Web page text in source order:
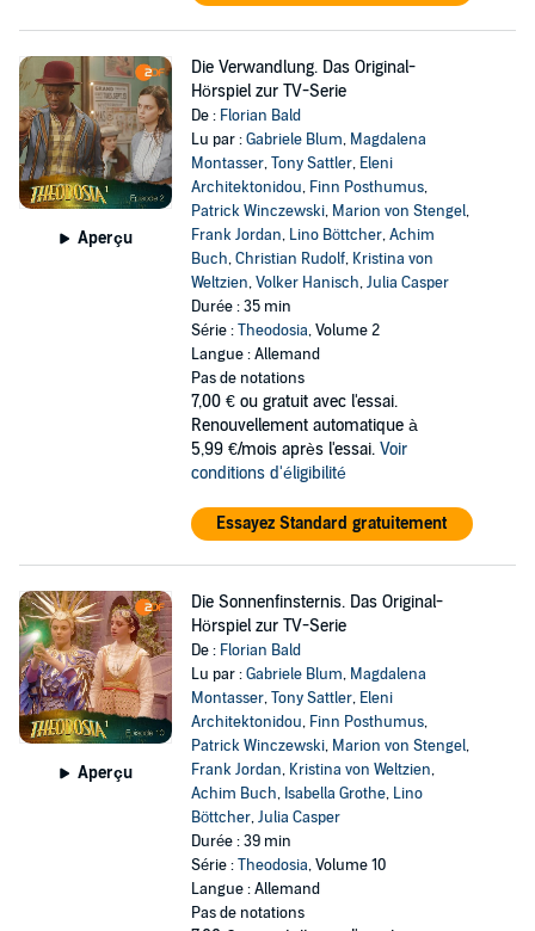
Aperçu
Die Verwandlung. Das Original-
Hörspiel zur TV-Serie
De : Florian Bald
Lu par :Gabriele Blum, Magdalena
Montasser,Tony Sattler, Eleni
Architektonidou, Finn Posthumus,
Patrick Winczewski, Marion von Stengel,
Frank Jordan, Lino Böttcher,Achim
Buch,Christian Rudolf, Kristina von
Weltzien,Volker Hanisch,Julia Casper
Durée : 35 min
Série :Theodosia, Volume 2
Langue : Allemand
Pas de notations
7,00 € ou gratuit avec l'essai.
Renouvellement automatique à
5,99 €/mois après l'essai. Voir
conditions d'éligibilité
Essayez Standard gratuitement
Aperçu
Die Sonnenfinsternis. Das Original-
Hörspiel zur TV-Serie
De : Florian Bald
Lu par :Gabriele Blum, Magdalena
Montasser,Tony Sattler, Eleni
Architektonidou, Finn Posthumus,
Patrick Winczewski, Marion von Stengel,
Frank Jordan, Kristina von Weltzien,
Achim Buch, Isabella Grothe, Lino
Böttcher,Julia Casper
Durée : 39 min
Série :Theodosia, Volume 10
Langue : Allemand
Pas de notations